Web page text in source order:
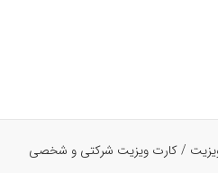
/کارت ویزیت شرکتی و شخصی